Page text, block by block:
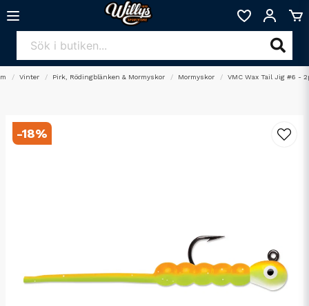
Vinter Pirk, Rödingblänken & Mormyskor Mormyskor VMC Wax Tail Jig #6 -
-18%